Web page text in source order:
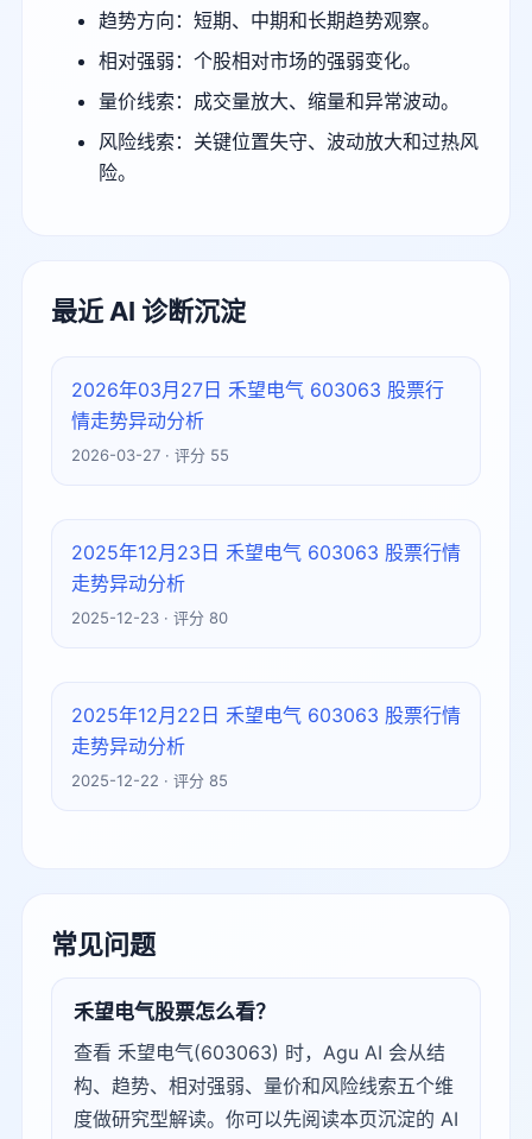
趋势方向：短期、中期和长期趋势观察。
相对强弱：个股相对市场的强弱变化。
量价线索：成交量放大、缩量和异常波动。
风险线索：关键位置失守、波动放大和过热风
险。
最近 AI 诊断沉淀
2026年03月27日 禾望电气 603063 股票行
情走势异动分析
2026-03-27 · 评分 55
2025年12月23日 禾望电气 603063 股票行情
走势异动分析
2025-12-23 · 评分 80
2025年12月22日 禾望电气 603063 股票行情
走势异动分析
2025-12-22 · 评分 85
常见问题
禾望电气股票怎么看？
查看 禾望电气(603063) 时，Agu AI 会从结
构、趋势、相对强弱、量价和风险线索五个维
度做研究型解读。你可以先阅读本页沉淀的 AI